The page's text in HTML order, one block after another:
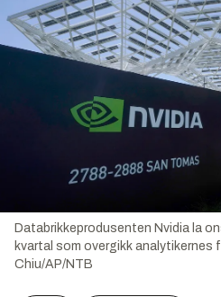
Databrikkeprodusenten Nvidia la
kvartal som overgikk analytikernes
Chiu/AP/NTB